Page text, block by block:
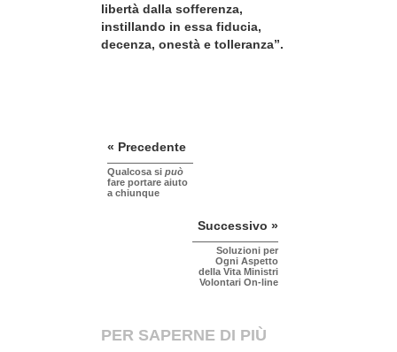
libertà dalla sofferenza,
instillando in essa fiducia,
decenza, onestà e tolleranza”.
« Precedente
Qualcosa si può
fare portare aiuto
a chiunque
Successivo »
Soluzioni per
Ogni Aspetto
della Vita Ministri
Volontari On-line
PER SAPERNE DI PIÙ